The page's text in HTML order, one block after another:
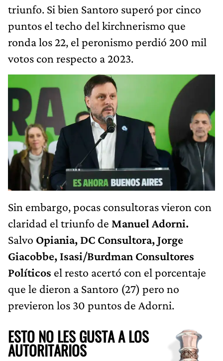
triunfo. Si bien Santoro superó por cinco
puntos el techo del kirchnerismo que
ronda los 22, el peronismo perdió 200 mil
votos con respecto a 2023.
Sin embargo, pocas consultoras vieron con
claridad el triunfo de Manuel Adorni.
Salvo Opiania, DC Consultora, Jorge
Giacobbe, Isasi/Burdman Consultores
Políticos el resto acertó con el porcentaje
que le dieron a Santoro (27) pero no
previeron los 30 puntos de Adorni.
ESTO NO LES GUSTA A LOS
AUTORITARIOS